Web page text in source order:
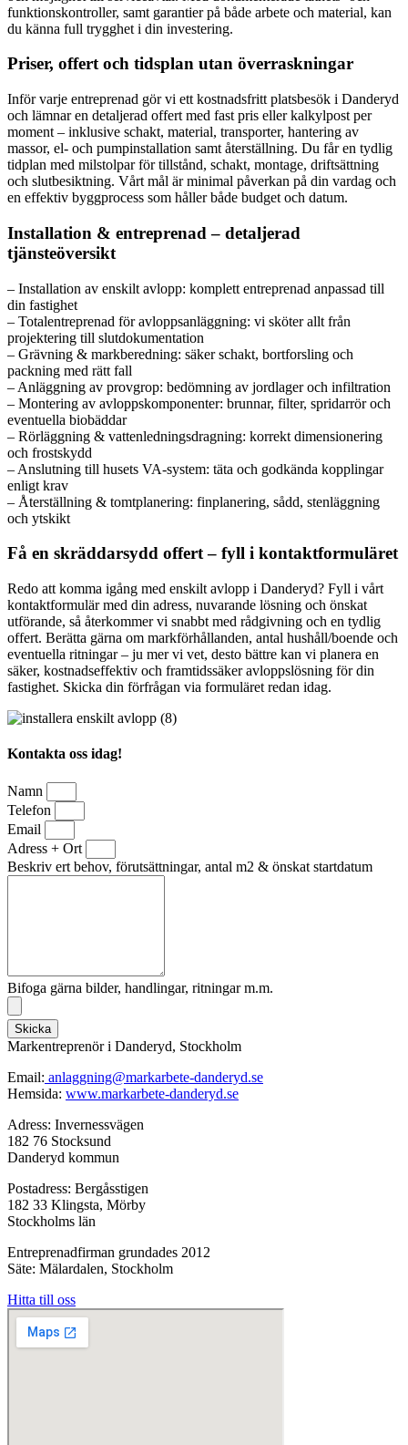
funktionskontroller, samt garantier på både arbete och material, kan
du känna full trygghet i din investering.
Priser, offert och tidsplan utan överraskningar
Inför varje entreprenad gör vi ett kostnadsfritt platsbesök i Danderyd
och lämnar en detaljerad offert med fast pris eller kalkylpost per
moment – inklusive schakt, material, transporter, hantering av
massor, el- och pumpinstallation samt återställning. Du får en tydlig
tidplan med milstolpar för tillstånd, schakt, montage, driftsättning
och slutbesiktning. Vårt mål är minimal påverkan på din vardag och
en effektiv byggprocess som håller både budget och datum.
Installation & entreprenad – detaljerad
tjänsteöversikt
– Installation av enskilt avlopp: komplett entreprenad anpassad till
din fastighet
– Totalentreprenad för avloppsanläggning: vi sköter allt från
projektering till slutdokumentation
– Grävning & markberedning: säker schakt, bortforsling och
packning med rätt fall
– Anläggning av provgrop: bedömning av jordlager och infiltration
– Montering av avloppskomponenter: brunnar, filter, spridarrör och
eventuella biobäddar
– Rörläggning & vattenledningsdragning: korrekt dimensionering
och frostskydd
– Anslutning till husets VA-system: täta och godkända kopplingar
enligt krav
– Återställning & tomtplanering: finplanering, sådd, stenläggning
och ytskikt
Få en skräddarsydd offert – fyll i kontaktformuläret
Redo att komma igång med enskilt avlopp i Danderyd? Fyll i vårt
kontaktformulär med din adress, nuvarande lösning och önskat
utförande, så återkommer vi snabbt med rådgivning och en tydlig
offert. Berätta gärna om markförhållanden, antal hushåll/boende och
eventuella ritningar – ju mer vi vet, desto bättre kan vi planera en
säker, kostnadseffektiv och framtidssäker avloppslösning för din
fastighet. Skicka din förfrågan via formuläret redan idag.
Kontakta oss idag!
Namn
Telefon
Email
Adress + Ort
Beskriv ert behov, förutsättningar, antal m2 & önskat startdatum
Bifoga gärna bilder, handlingar, ritningar m.m.
Skicka
Markentreprenör i Danderyd, Stockholm
Email: anlaggning@markarbete-danderyd.se
Hemsida: www.markarbete-danderyd.se
Adress: Invernessvägen
182 76 Stocksund
Danderyd kommun
Postadress: Bergåsstigen
182 33 Klingsta, Mörby
Stockholms län
Entreprenadfirman grundades 2012
Säte: Mälardalen, Stockholm
Hitta till oss